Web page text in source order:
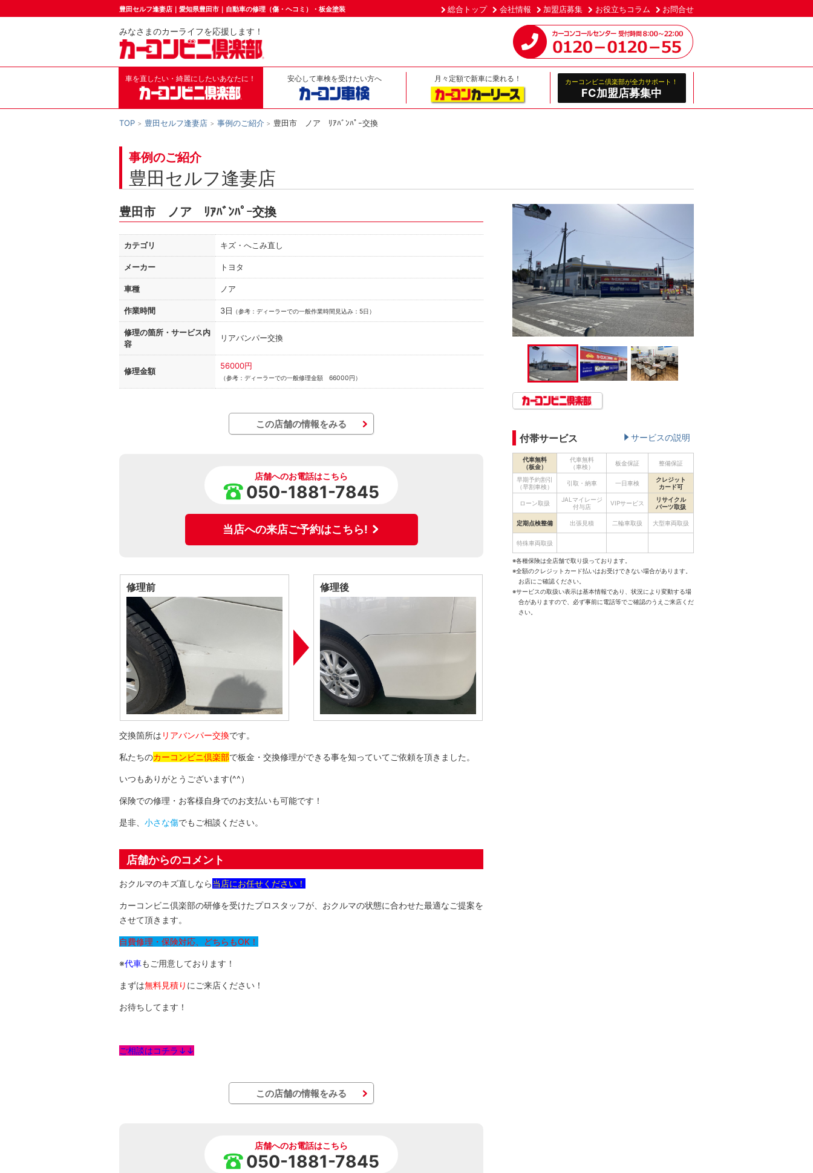
豊田セルフ逢妻店｜愛知県豊田市｜自動車の修理（傷・ヘコミ）・板金塗装 総合トップ 会社情報 加盟店募集 お役立ちコラム お問合せ
みなさまのカーライフを応援します！
車を直したい・綺麗にしたいあなたに！ 安心して車検を受けたい方へ 月々定額で新車に乗れる！ カーコンビニ倶楽部が全力サポート！
FC加盟店募集中
TOP 豊田セルフ逢妻店 事例のご紹介 豊田市 ノア ﾘｱﾊﾞﾝﾊﾟｰ交換
事例のご紹介
豊田セルフ逢妻店
豊田市 ノア ﾘｱﾊﾞﾝﾊﾟｰ交換
カテゴリ キズ・へこみ直し
メーカー トヨタ
車種 ノア
作業時間 3日 （参考：ディーラーでの一般作業時間見込み：5日）
修理の箇所・ サービス内
容
リアバンパー交換
修理金額
56000円
（参考：ディーラーでの一般修理金額 66000円）
この店舗の情報をみる
店舗へのお電話はこちら
050-1881-7845
当店への来店ご予約はこちら!
修理前 修理後
交換箇所は リアバンパー交換です。
私たちのカーコンビニ倶楽部で板金・交換修理ができる事を知っていてご依頼を頂きました。
いつもありがとうございます(^^）
保険での修理・お客様自身でのお支払いも可能です！
是非、 小さな傷でもご相談ください。
店舗からのコメント
おクルマのキズ直しなら当店にお任せください！
カーコンビニ倶楽部の研修を受けたプロスタッフが、おクルマの状態に合わせた最適なご提案を
させて頂きます。
自費修理・保険対応、どちらもOK！
※代車もご用意しております！
まずは無料見積り にご来店ください！
お待ちしてます！
ご相談はコチラ↓↓
この店舗の情報をみる
店舗へのお電話はこちら
050-1881-7845
付帯サービス サービスの説明
代車無料
（板金）
代車無料
（車検）
板金保証 整備保証
早期予約割引
（早割車検）
引取・納車 一日車検
クレジット
カード可
ローン取扱
JALマイレージ
付与店
VIPサービス
リサイクル
パーツ取扱
定期点検整備 出張見積 二輪車取扱 大型車両取扱
特殊車両取扱
※各種保険は全店舗で取り扱っております。
※全額のクレジットカード払いはお受けできない場合があります。
お店にご確認ください。
※サービスの取扱い表示は基本情報であり、状況により変動する場
合がありますので、必ず事前に電話等でご確認のうえご来店くだ
さい。